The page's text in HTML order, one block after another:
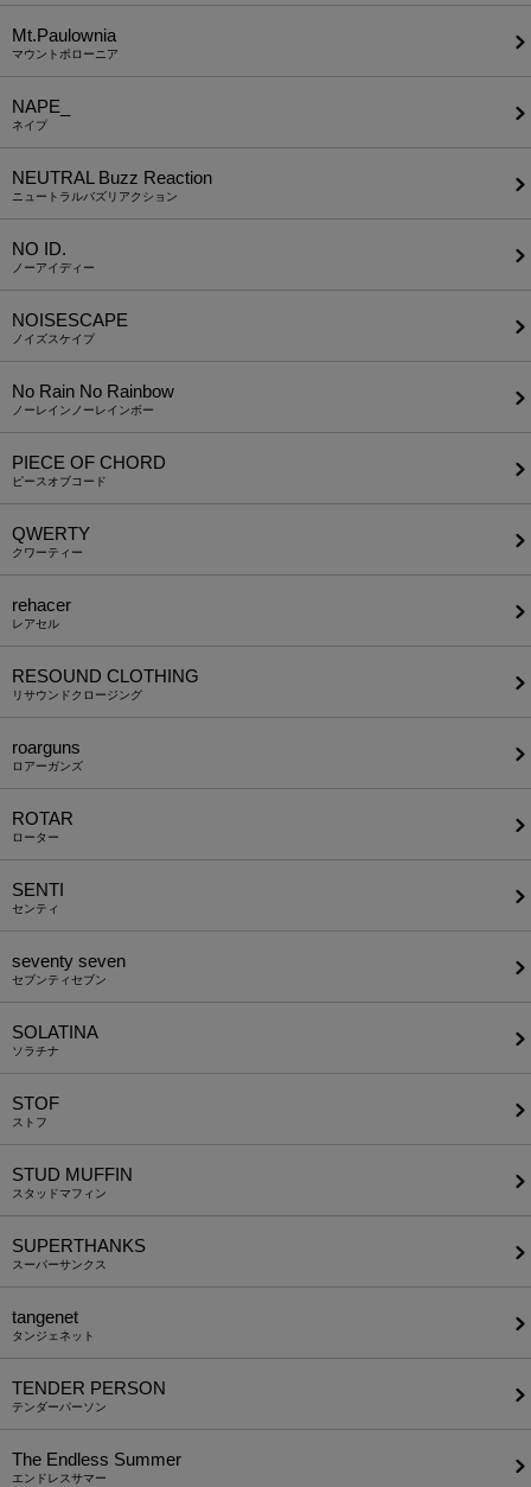
Mt.Paulownia
マウントポローニア
NAPE_
ネイプ
NEUTRAL Buzz Reaction
ニュートラルバズリアクション
NO ID.
ノーアイディー
NOISESCAPE
ノイズスケイプ
No Rain No Rainbow
ノーレインノーレインボー
PIECE OF CHORD
ピースオブコード
QWERTY
クワーティー
rehacer
レアセル
RESOUND CLOTHING
リサウンドクロージング
roarguns
ロアーガンズ
ROTAR
ローター
SENTI
センティ
seventy seven
セブンティセブン
SOLATINA
ソラチナ
STOF
ストフ
STUD MUFFIN
スタッドマフィン
SUPERTHANKS
スーパーサンクス
tangenet
タンジェネット
TENDER PERSON
テンダーパーソン
The Endless Summer
エンドレスサマー